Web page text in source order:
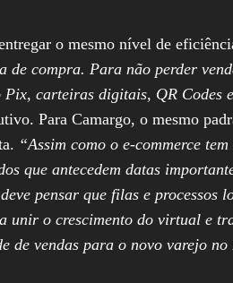
o mesmo nível de
compra. Para não perder
carteiras digitais, QR Codes
Para Camargo, o mesmo
“Assim como o e-commerce
que antecedem datas
pensar que filas e processos
unir o crescimento do virtual e
de vendas para o novo varejo